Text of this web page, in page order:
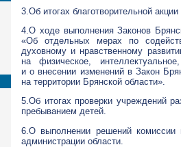
3.Об итогах благотворительной
4.О ходе выполнения Законов
«Об отдельных мерах по
духовному и нравственному
на физическое,
и о внесении изменений в Закон
на территории Брянской области».
5.Об итогах проверки учреждений
пребыванием детей.
6.О выполнении решений
администрации области.